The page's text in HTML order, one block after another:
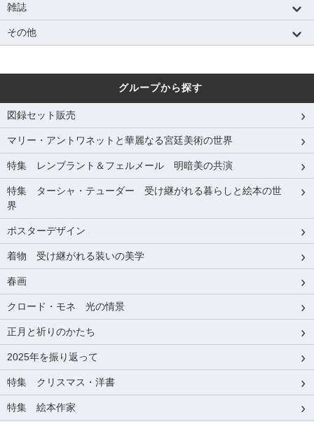
雑誌
その他
グループから探す
図録セット販売
マリー・アントワネットと華麗なる宮廷美術の世界
特集 レンブラント＆フェルメール 明暗美の共演
特集 ターシャ・テューダー 受け継がれる暮らしと絵本の世
界
ポスターデザイン
着物 受け継がれる装いの美学
春画
クロード・モネ 光の情景
正月と祈りのかたち
2025年を振り返って
特集 クリスマス・洋書
特集 絵本作家